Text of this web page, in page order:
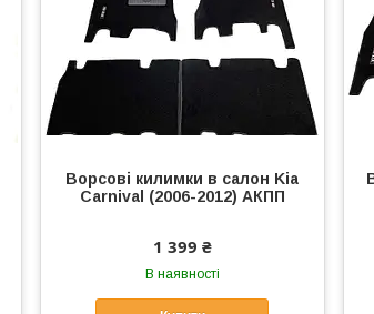
Ворсові килимки в салон Kia
Carnival (2006-2012) АКПП
1 399 ₴
В наявності